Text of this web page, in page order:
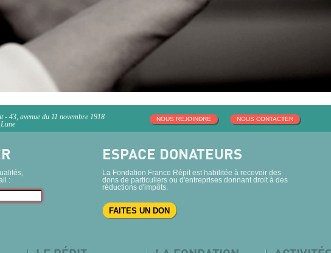
- 43, avenue du 11 novembre 1918
NOUS CONTACTER
NOUS REJOINDRE
:
ESPACE DONATEURS
La Fondation France Répit est habilitée à recevoir des
dons de particuliers ou d'entreprises donnant droit à des
réductions d'impôts.
FAITES UN DON